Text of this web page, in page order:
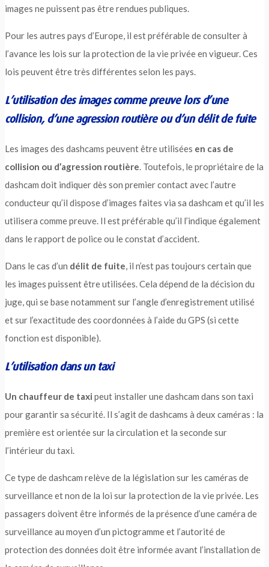
images ne puissent pas être rendues publiques.
Pour les autres pays d’Europe, il est préférable de consulter à
l’avance les lois sur la protection de la vie privée en vigueur. Ces
lois peuvent être très différentes selon les pays.
L’utilisation des images comme preuve lors d’une
collision, d’une agression routière ou d’un délit de fuite
Les images des dashcams peuvent être utilisées en cas de
collision ou d’agression routière. Toutefois, le propriétaire de la
dashcam doit indiquer dès son premier contact avec l’autre
conducteur qu’il dispose d’images faites via sa dashcam et qu’il les
utilisera comme preuve. Il est préférable qu’il l’indique également
dans le rapport de police ou le constat d’accident.
Dans le cas d’un délit de fuite, il n’est pas toujours certain que
les images puissent être utilisées. Cela dépend de la décision du
juge, qui se base notamment sur l’angle d’enregistrement utilisé
et sur l’exactitude des coordonnées à l’aide du GPS (si cette
fonction est disponible).
L’utilisation dans un taxi
Un chauffeur de taxi peut installer une dashcam dans son taxi
pour garantir sa sécurité. Il s’agit de dashcams à deux caméras : la
première est orientée sur la circulation et la seconde sur
l’intérieur du taxi.
Ce type de dashcam relève de la législation sur les caméras de
surveillance et non de la loi sur la protection de la vie privée. Les
passagers doivent être informés de la présence d’une caméra de
surveillance au moyen d’un pictogramme et l’autorité de
protection des données doit être informée avant l’installation de